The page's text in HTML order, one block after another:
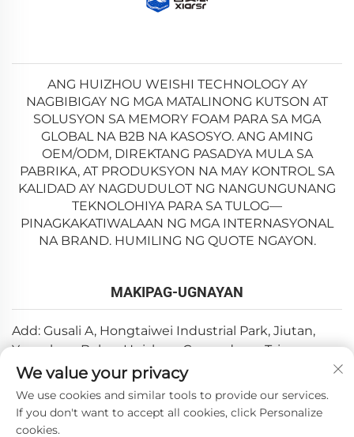
ANG HUIZHOU WEISHI TECHNOLOGY AY
NAGBIBIGAY NG MGA MATALINONG KUTSON AT
SOLUSYON SA MEMORY FOAM PARA SA MGA
GLOBAL NA B2B NA KASOSYO. ANG AMING
OEM/ODM, DIREKTANG PASADYA MULA SA
PABRIKA, AT PRODUKSYON NA MAY KONTROL SA
KALIDAD AY NAGDUDULOT NG NANGUNGUNANG
TEKNOLOHIYA PARA SA TULOG—
PINAGKAKATIWALAAN NG MGA INTERNASYONAL
NA BRAND. HUMILING NG QUOTE NGAYON.
MAKIPAG-UGNAYAN
Add: Gusali A, Hongtaiwei Industrial Park, Jiutan,
Yuanzhou, Boluo, Huizhou, Guangdong, Tsina
Email:[email protected]
Telepono:+86-0752-6688646
We value your privacy
We use cookies and similar tools to provide our services.
If you don't want to accept all cookies, click Personalize
cookies.